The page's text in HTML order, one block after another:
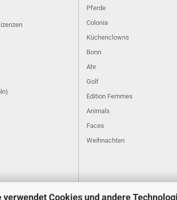
verwendet Cookies und andere
Pferde
Colonia
Küchenclowns
Bonn
Ahr
Golf
Edition Femmes
Animals
Faces
Weihnachten